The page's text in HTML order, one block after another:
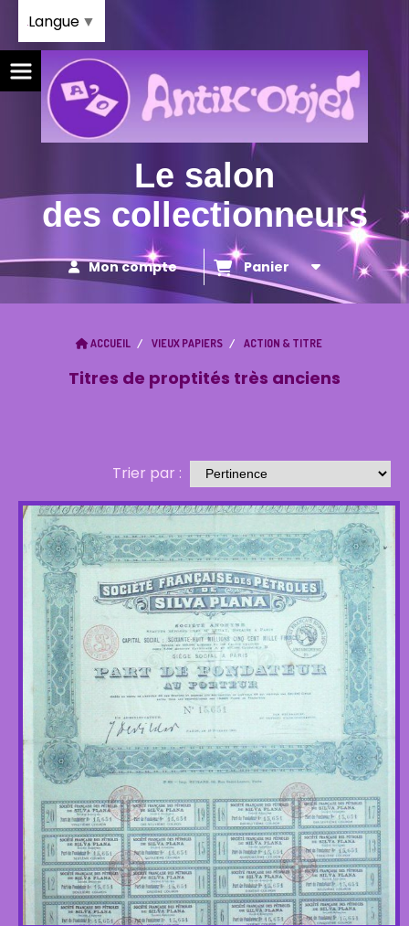
Le salon
des collectionneurs
Mon compte Panier
ACCUEIL VIEUX PAPIERS ACTION & TITRE
Titres de proptités très anciens
Trier par :
Langue ▼